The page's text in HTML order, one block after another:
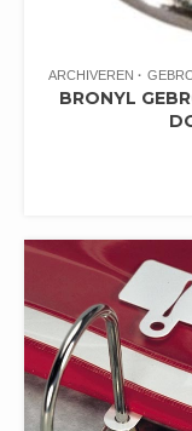
ARCHIVEREN
BRONYL